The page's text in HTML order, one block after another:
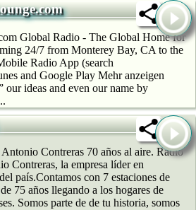
Global Radio - The Global Home for
24/7 from Monterey Bay, CA to the
Radio App (search
and Google Play Mehr anzeigen
our ideas and even our name by
Contreras 70 años al aire. Radio
Contreras, la empresa líder en
país.Contamos con 7 estaciones de
75 años llegando a los hogares de
Somos parte de de tu historia, somos